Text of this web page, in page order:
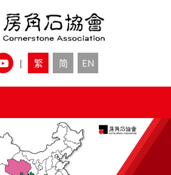
| 繁 简 EN